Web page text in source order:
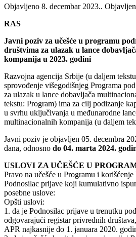
Objavljeno 8. decembar 2023..
RAS
Javni poziv za učešće u programu
društvima za ulazak u lance
kompanija u 2023. godini
Razvojna agencija Srbije (u daljem
sprovođenje višegodišnjeg Programa
za ulazak u lance dobavljača
tekstu: Program) ima za cilj podizanje
u svrhu uključivanja u međunarodne
multinacionalnih kompanija (u daljem
Javni poziv je objavljen 05. decembra
dana, odnosno do 04. marta 2024.
USLOVI ZA UČEŠĆE U
Pravo na učešće u Programu i
Podnosilac prijave koji kumulativno
posebne uslove:
Opšti uslovi:
1. da je Podnosilac prijave u trenutku
odgovarajući registar privrednih
APR najkasnije do 1. januara 2020.